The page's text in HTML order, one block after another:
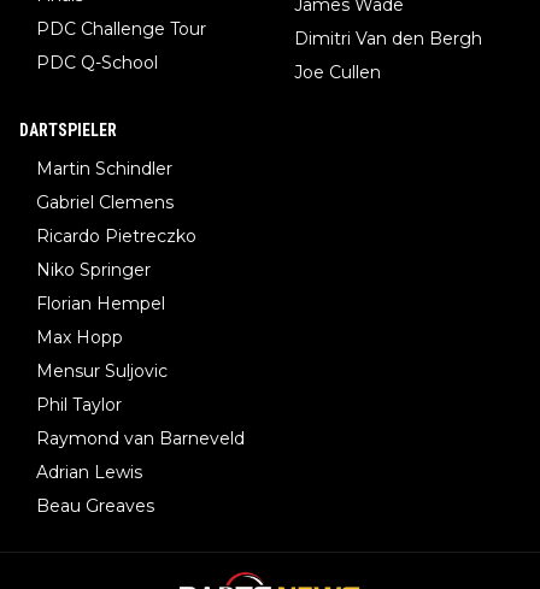
PDC Challenge Tour
PDC Q-School
James Wade
Dimitri Van den Bergh
Joe Cullen
DARTSPIELER
Martin Schindler
Gabriel Clemens
Ricardo Pietreczko
Niko Springer
Florian Hempel
Max Hopp
Mensur Suljovic
Phil Taylor
Raymond van Barneveld
Adrian Lewis
Beau Greaves